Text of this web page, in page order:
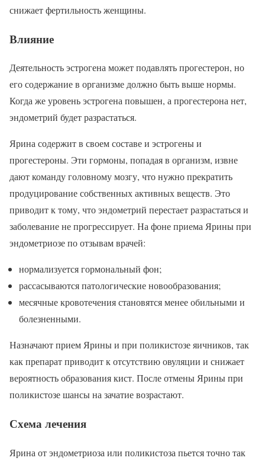
снижает фертильность женщины.
Влияние
Деятельность эстрогена может подавлять прогестерон, но
его содержание в организме должно быть выше нормы.
Когда же уровень эстрогена повышен, а прогестерона нет,
эндометрий будет разрастаться.
Ярина содержит в своем составе и эстрогены и
прогестероны. Эти гормоны, попадая в организм, извне
дают команду головному мозгу, что нужно прекратить
продуцирование собственных активных веществ. Это
приводит к тому, что эндометрий перестает разрастаться и
заболевание не прогрессирует. На фоне приема Ярины при
эндометриозе по отзывам врачей:
нормализуется гормональный фон;
рассасываются патологические новообразования;
месячные кровотечения становятся менее обильными и
болезненными.
Назначают прием Ярины и при поликистозе яичников, так
как препарат приводит к отсутствию овуляции и снижает
вероятность образования кист. После отмены Ярины при
поликистозе шансы на зачатие возрастают.
Схема лечения
Ярина от эндометриоза или поликистоза пьется точно так